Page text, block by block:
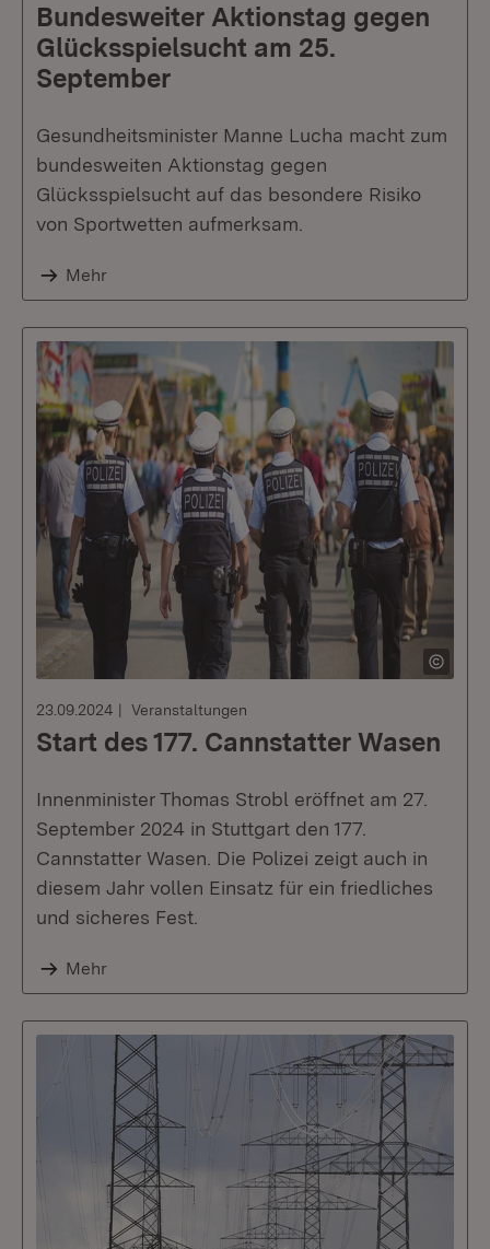
Bundesweiter Aktionstag gegen
Glücksspielsucht am 25.
September
Gesundheitsminister Manne Lucha macht zum
bundesweiten Aktionstag gegen
Glücksspielsucht auf das besondere Risiko
von Sportwetten aufmerksam.
Mehr
23.09.2024 Veranstaltungen
Start des 177. Cannstatter Wasen
Innenminister Thomas Strobl eröffnet am 27.
September 2024 in Stuttgart den 177.
Cannstatter Wasen. Die Polizei zeigt auch in
diesem Jahr vollen Einsatz für ein friedliches
und sicheres Fest.
Mehr